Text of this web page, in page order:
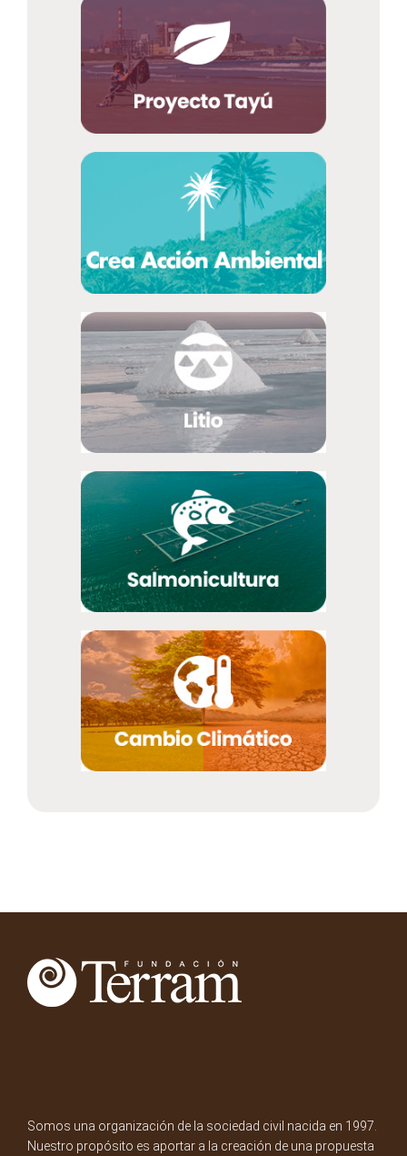
Somos una organización de la sociedad civil nacida en 1997.
Nuestro propósito es aportar a la creación de una propuesta